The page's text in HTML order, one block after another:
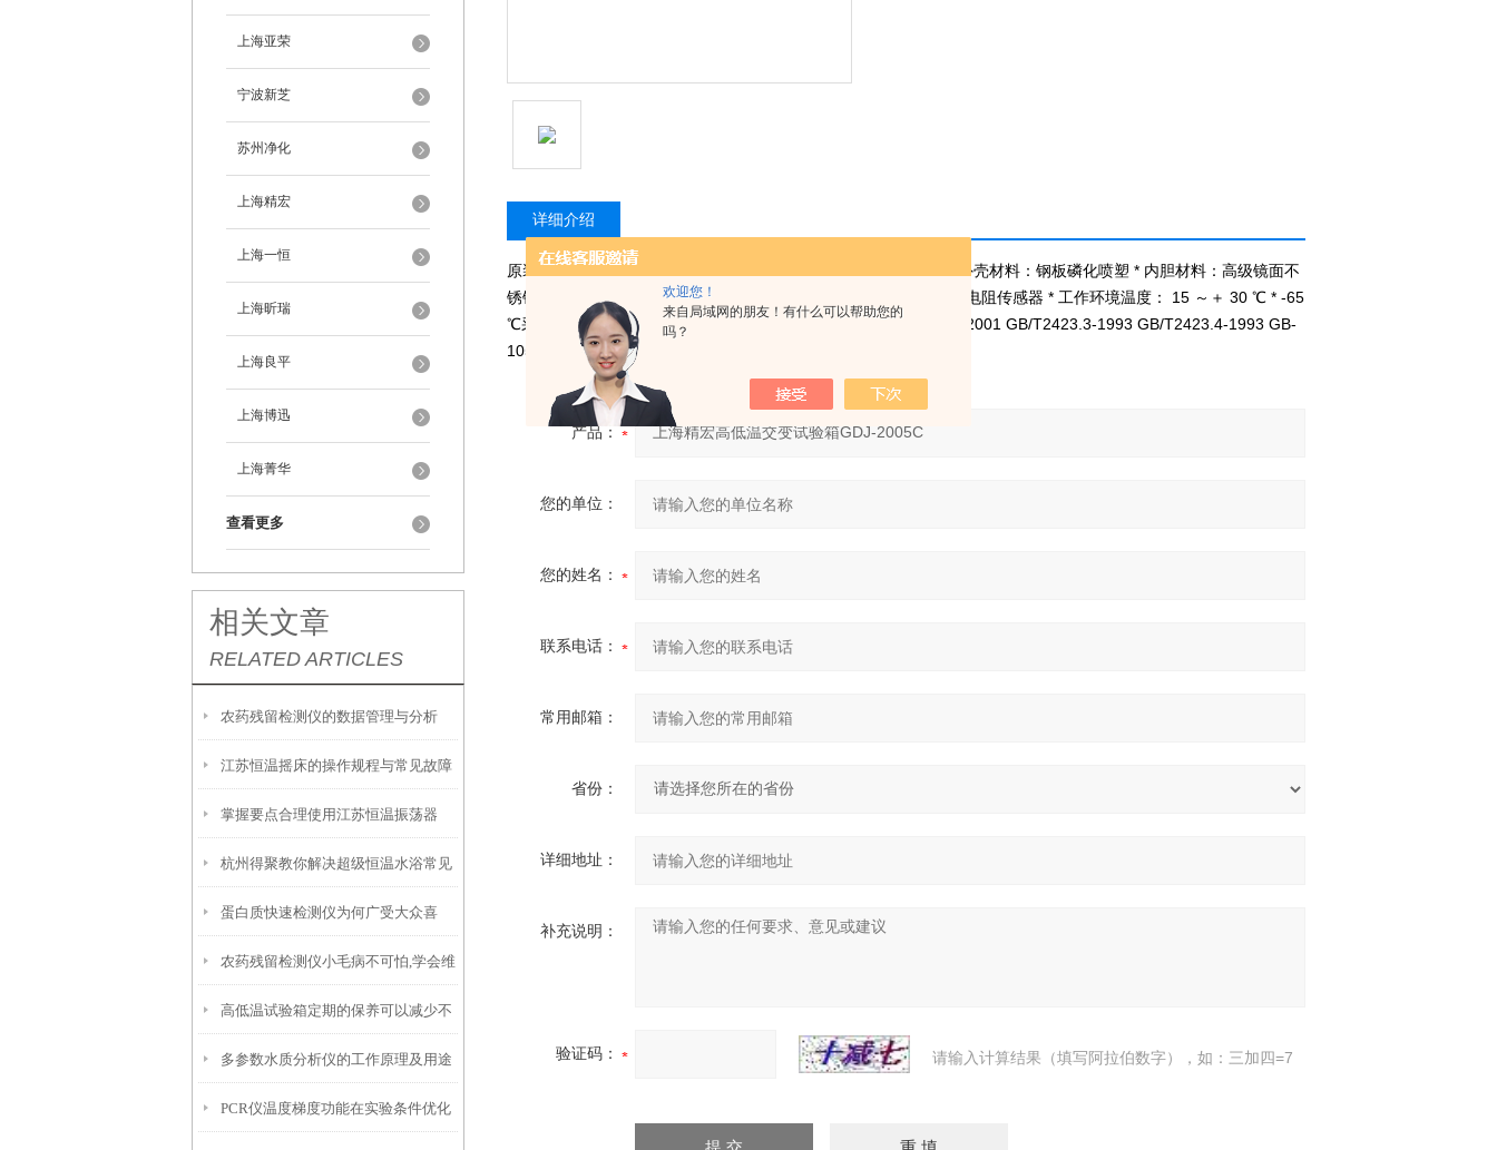
欢迎您！
来自局域网的朋友！有什么可以帮助您的
吗？
上海亚荣
宁波新芝
苏州净化
上海精宏
上海一恒
上海昕瑞
上海良平
上海博迅
上海菁华
查看更多
相关文章
RELATED ARTICLES
农药残留检测仪的数据管理与分析
江苏恒温摇床的操作规程与常见故障
排除指南
掌握要点合理使用江苏恒温振荡器
杭州得聚教你解决超级恒温水浴常见
故障
蛋白质快速检测仪为何广受大众喜
爱？
农药残留检测仪小毛病不可怕,学会维
修常识即可
高低温试验箱定期的保养可以减少不
必要的损失
多参数水质分析仪的工作原理及用途
PCR仪温度梯度功能在实验条件优化
详细介绍
原装法国“泰康”全封闭压缩机及进口制冷配件 * 控制器：*程控表 * 外壳材料：钢板磷化喷塑 * 内胆材料：高级镜面不
锈钢 SUS304 * 隔热材料：超细玻璃纤维 * 温度传感器： PT100 铂电阻传感器 * 工作环境温度： 15 ～＋ 30 ℃ * -65
℃采用复叠制冷系统 * 符合标准： GB/T2423.1-2001 GB/T2423.2-2001 GB/T2423.3-1993 GB/T2423.4-1993 GB-
10592-89
产品：
您的单位：
您的姓名：
联系电话：
常用邮箱：
省份：
详细地址：
补充说明：
验证码： 请输入计算结果（填写阿拉伯数字），如：三加四=7